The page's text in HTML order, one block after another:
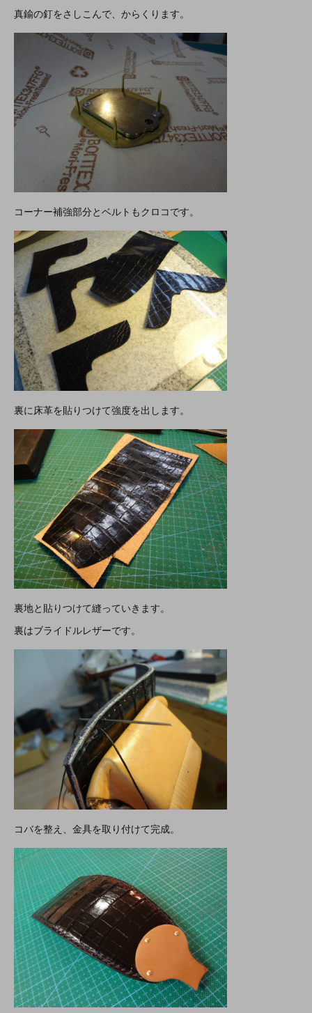
真鍮の釘をさしこんで、からくります。
コーナー補強部分とベルトもクロコです。
裏に床革を貼りつけて強度を出します。
裏地と貼りつけて縫っていきます。
裏はブライドルレザーです。
コバを整え、金具を取り付けて完成。